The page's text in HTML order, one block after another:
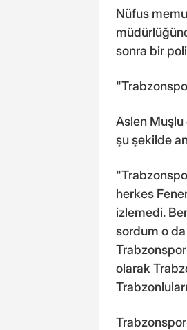
Nüfus
sonra bir
Aslen
şu şekilde
herkes
izlemedi.
sordum o
olarak